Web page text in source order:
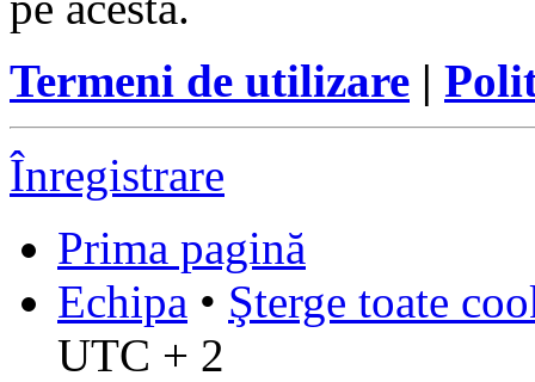
Termeni de utilizare |
Înregistrare
Prima pagină
Echipa • Şterge toate
UTC + 2